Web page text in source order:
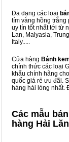
Đa dạng các loại
tím vàng hồng trắng
uy tín tốt nhất tới từ
Lan, Malyasia,
Italy.....
Cửa hàng Bánh
chính thức các loại
khẩu chính hãng
quốc giá rẻ ưu đãi.
hàng hài lòng nhất.
Các mẫu
hàng Hải